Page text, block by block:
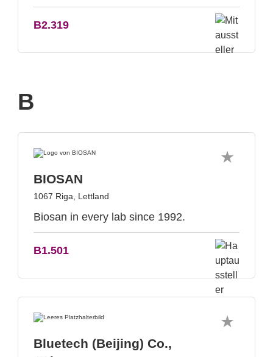
B2.319
B
BIOSAN
1067 Riga, Lettland
Biosan in every lab since 1992.
B1.501
Bluetech (Beijing) Co.,